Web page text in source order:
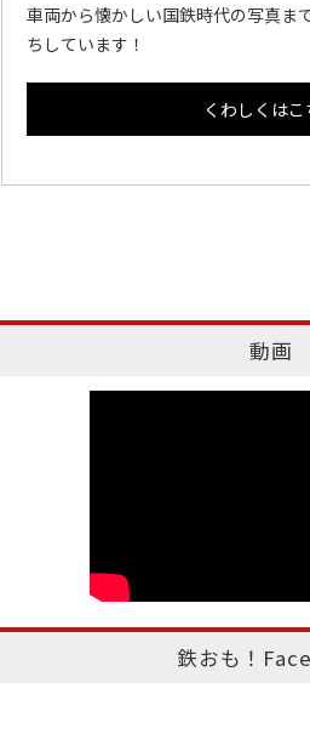
車両から懐かしい国鉄時代の写真ま
ちしています！
くわしくはこ
動画
鉄おも！